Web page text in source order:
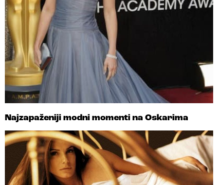
Najzapaženiji modni momenti na Oskarima